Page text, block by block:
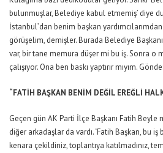
bulunmuşlar, Belediye kabul etmemiş’ diye
İstanbul’dan benim başkan
görüşelim, demişler. Burada Belediye
var, bir tane memura düşer mi bu iş. Sonra o
çalışıyor. Ona ben baskı yaptırır mıyım.
“FATİH BAŞKAN BENİM DEĞİL EREĞLİ
Geçen gün AK Parti İlçe Başkanı Fatih Beyle
diğer arkadaşlar da vardı. ‘Fatih Başkan, bu iş
kenara çekildiniz, toplantıya katılmadınız,